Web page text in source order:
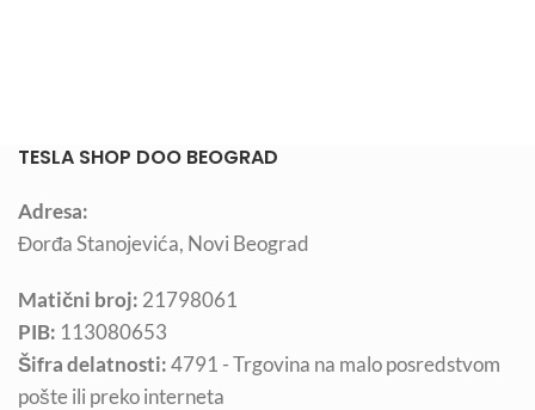
TESLA SHOP DOO BEOGRAD
Adresa:
Đorđa Stanojevića, Novi Beograd
Matični broj: 21798061
PIB: 113080653
Šifra delatnosti:4791 - Trgovina na malo posredstvom
pošte ili preko interneta